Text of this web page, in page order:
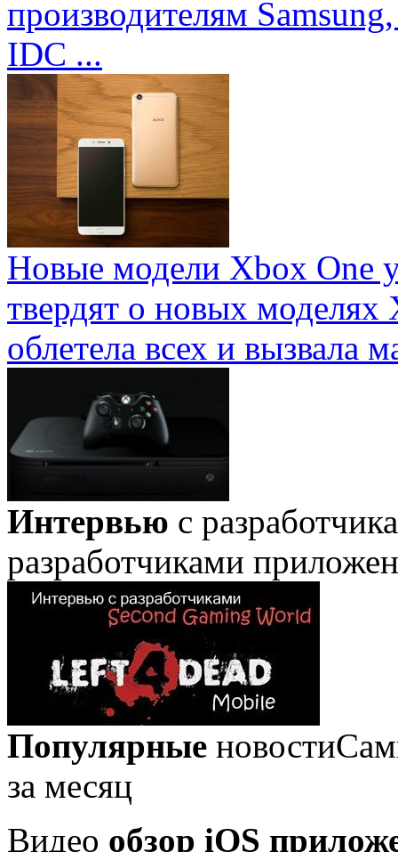
производителям
IDC ...
Новые модели Xbox One
твердят о новых
облетела всех и вызвала
Интервью с
разработчиками
Популярные новости
за месяц
Видео обзор iOS